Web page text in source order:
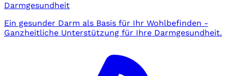
Darmgesundheit
Ein gesunder Darm als Basis für Ihr Wohlbefinden -
Ganzheitliche Unterstützung für Ihre Darmgesundheit.